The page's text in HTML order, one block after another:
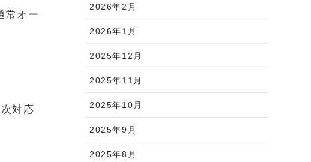
常オー
対応
2026年2月
2026年1月
2025年12月
2025年11月
2025年10月
2025年9月
2025年8月